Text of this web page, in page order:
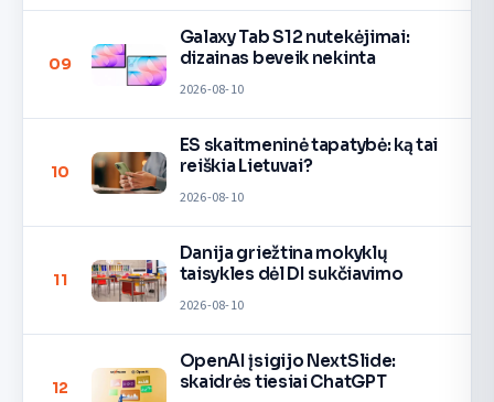
09
Galaxy Tab S12 nutekėjimai:
dizainas beveik nekinta
2026-08-10
10
ES skaitmeninė tapatybė: ką tai
reiškia Lietuvai?
2026-08-10
11
Danija griežtina mokyklų
taisykles dėl DI sukčiavimo
2026-08-10
12
OpenAI įsigijo NextSlide:
skaidrės tiesiai ChatGPT